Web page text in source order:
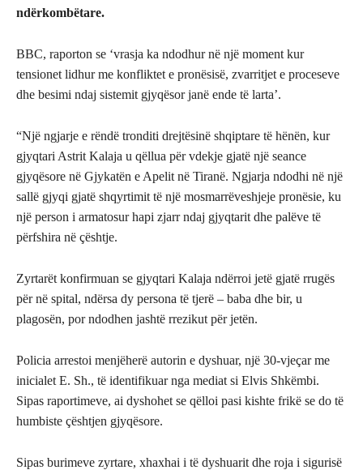
ndërkombëtare.
BBC, raporton se ‘vrasja ka ndodhur në një moment kur
tensionet lidhur me konfliktet e pronësisë, zvarritjet e proceseve
dhe besimi ndaj sistemit gjyqësor janë ende të larta’.
“Një ngjarje e rëndë tronditi drejtësinë shqiptare të hënën, kur
gjyqtari Astrit Kalaja u qëllua për vdekje gjatë një seance
gjyqësore në Gjykatën e Apelit në Tiranë. Ngjarja ndodhi në një
sallë gjyqi gjatë shqyrtimit të një mosmarrëveshjeje pronësie, ku
një person i armatosur hapi zjarr ndaj gjyqtarit dhe palëve të
përfshira në çështje.
Zyrtarët konfirmuan se gjyqtari Kalaja ndërroi jetë gjatë rrugës
për në spital, ndërsa dy persona të tjerë – baba dhe bir, u
plagosën, por ndodhen jashtë rrezikut për jetën.
Policia arrestoi menjëherë autorin e dyshuar, një 30-vjeçar me
inicialet E. Sh., të identifikuar nga mediat si Elvis Shkëmbi.
Sipas raportimeve, ai dyshohet se qëlloi pasi kishte frikë se do të
humbiste çështjen gjyqësore.
Sipas burimeve zyrtare, xhaxhai i të dyshuarit dhe roja i sigurisë